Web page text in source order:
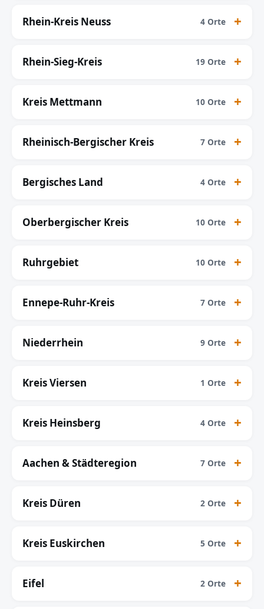
Rhein-Kreis Neuss 4 Orte
Rhein-Sieg-Kreis 19 Orte
Kreis Mettmann 10 Orte
Rheinisch-Bergischer Kreis 7 Orte
Bergisches Land 4 Orte
Oberbergischer Kreis 10 Orte
Ruhrgebiet 10 Orte
Ennepe-Ruhr-Kreis 7 Orte
Niederrhein 9 Orte
Kreis Viersen 1 Orte
Kreis Heinsberg 4 Orte
Aachen & Städteregion 7 Orte
Kreis Düren 2 Orte
Kreis Euskirchen 5 Orte
Eifel 2 Orte